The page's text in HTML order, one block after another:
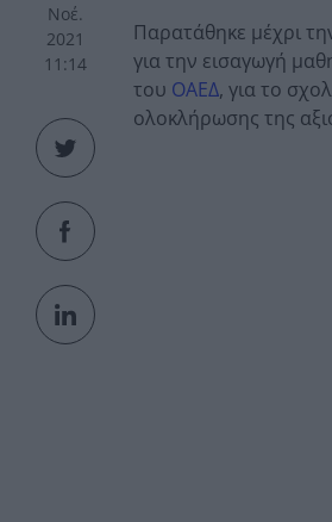
Νοέ.
2021
11:14
Παρατάθηκε μέχρι
για την εισαγωγή
του ΟΑΕΔ, για το
ολοκλήρωσης της